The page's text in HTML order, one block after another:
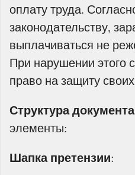
оплату труда.
законодательству,
выплачиваться не
При нарушении этого
право на защиту
Структура документа
элементы:
Шапка претензии: